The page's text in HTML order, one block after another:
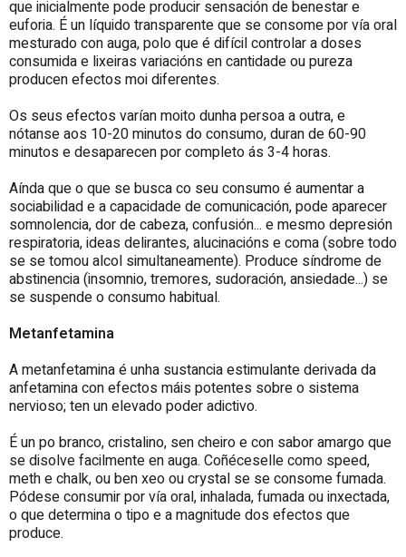
que inicialmente pode producir sensación de benestar e
euforia. É un líquido transparente que se consome por vía oral
mesturado con auga, polo que é difícil controlar a doses
consumida e lixeiras variacións en cantidade ou pureza
producen efectos moi diferentes.
Os seus efectos varían moito dunha persoa a outra, e
nótanse aos 10-20 minutos do consumo, duran de 60-90
minutos e desaparecen por completo ás 3-4 horas.
Aínda que o que se busca co seu consumo é aumentar a
sociabilidad e a capacidade de comunicación, pode aparecer
somnolencia, dor de cabeza, confusión... e mesmo depresión
respiratoria, ideas delirantes, alucinacións e coma (sobre todo
se se tomou alcol simultaneamente). Produce síndrome de
abstinencia (insomnio, tremores, sudoración, ansiedade...) se
se suspende o consumo habitual.
Metanfetamina
A metanfetamina é unha sustancia estimulante derivada da
anfetamina con efectos máis potentes sobre o sistema
nervioso; ten un elevado poder adictivo.
É un po branco, cristalino, sen cheiro e con sabor amargo que
se disolve facilmente en auga. Coñéceselle como speed,
meth e chalk, ou ben xeo ou crystal se se consome fumada.
Pódese consumir por vía oral, inhalada, fumada ou inxectada,
o que determina o tipo e a magnitude dos efectos que
produce.